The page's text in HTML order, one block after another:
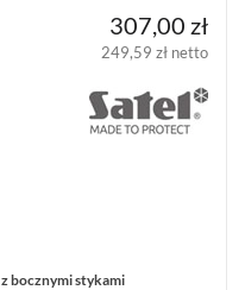
307,00 zł
249,59 zł netto
bocznymi stykami